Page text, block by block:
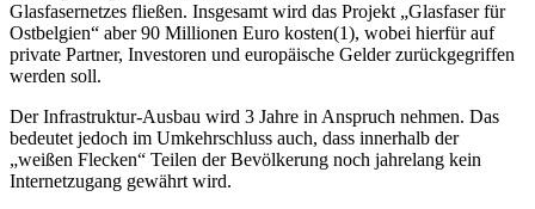
Glasfasernetzes fließen. Insgesamt wird das Projekt „Glasfaser für
Ostbelgien“ aber 90 Millionen Euro kosten(1), wobei hierfür auf
private Partner, Investoren und europäische Gelder zurückgegriffen
werden soll.
Der Infrastruktur-Ausbau wird 3 Jahre in Anspruch nehmen. Das
bedeutet jedoch im Umkehrschluss auch, dass innerhalb der
„weißen Flecken“ Teilen der Bevölkerung noch jahrelang kein
Internetzugang gewährt wird.